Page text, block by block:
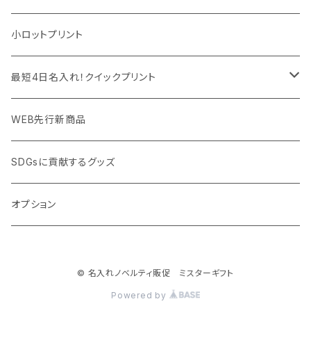
モバイル周辺グッズ
PC周辺グッズ
マスク・フェイスシールド
測定・測量用品
加湿器・オゾン発生器
ウイルス対策消耗品
ウイルス対策備品
ドリンクフェア
ボトル・タンブラー
ポーチ・巾着
タオル・ブランケット
その他雑貨品
エンタメグッズ・イベント会場物販品
ご当地グッズ・オリジナルお土産品
フルカラー印刷ノベルティ
予算消化・備品におすすめグッズ
展示会・説明会ノベルティ
小ロットプリント
最短4日名入れ！クイックプリント
クイック印刷対応トートバッグ・エコバッグ
クイック印刷対応ポーチ・巾着
クイック印刷対応ボトル
WEB先行新商品
SDGsに貢献するグッズ
オプション
© 名入れノベルティ販促 ミスターギフト
Powered by